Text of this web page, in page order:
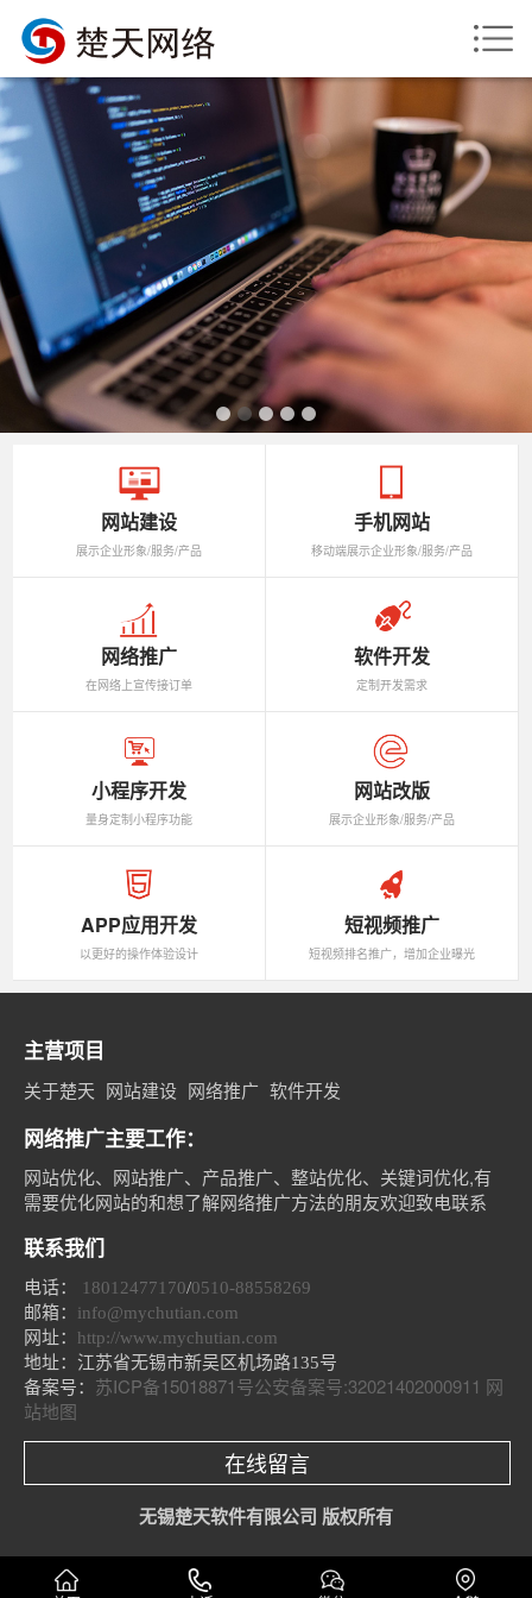
网站建设
展示企业形象/服务/产品
手机网站
移动端展示企业形象/服务/产品
网络推广
在网络上宣传接订单
软件开发
定制开发需求
小程序开发
量身定制小程序功能
网站改版
展示企业形象/服务/产品
APP应用开发
以更好的操作体验设计
短视频推广
短视频排名推广，增加企业曝光
主营项目
关于楚天 网站建设 网络推广 软件开发
网络推广主要工作：
网站优化、网站推广、产品推广、整站优化、关键词优化,有
需要优化网站的和想了解网络推广方法的朋友欢迎致电联系
联系我们
电话： 18012477170/0510-88558269
邮箱： info@mychutian.com
网址： http://www.mychutian.com
地址： 江苏省无锡市新吴区机场路135号
备案号： 苏ICP备15018871号公安备案号:32021402000911 网
站地图
在线留言
无锡楚天软件有限公司 版权所有